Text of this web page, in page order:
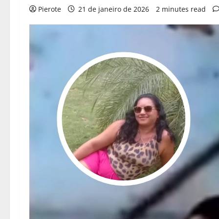
Pierote 21 de janeiro de 2026 2 minutes read